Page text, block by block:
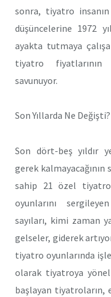
sonra, tiyatro
düşüncelerine 1972
ayakta tutmaya
tiyatro fiyatlarının
savunuyor.
Son Yıllarda Ne Değişti?
Son dört-beş yıldır
gerek
sahip 21 özel
oyunlarını
sayıları, kimi zaman
gelseler, giderek
tiyatro oyunlarında
olarak tiyatroya
başlayan tiyatroların,